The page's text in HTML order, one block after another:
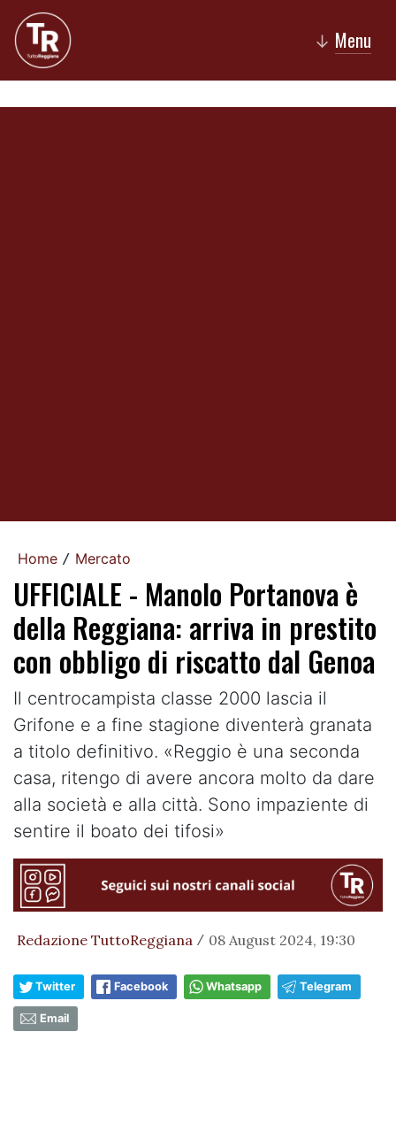
↓ Menu
Home / Mercato
UFFICIALE - Manolo Portanova è
della Reggiana: arriva in prestito
con obbligo di riscatto dal Genoa
Il centrocampista classe 2000 lascia il
Grifone e a fine stagione diventerà granata
a titolo definitivo. «Reggio è una seconda
casa, ritengo di avere ancora molto da dare
alla società e alla città. Sono impaziente di
sentire il boato dei tifosi»
Redazione TuttoReggiana / 08 August 2024, 19:30
Twitter Facebook Whatsapp Telegram
Email